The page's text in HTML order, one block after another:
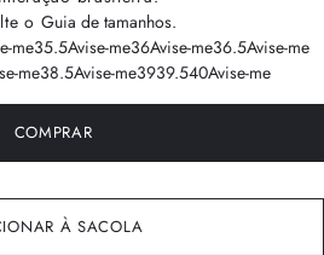
o Guia de tamanhos.
me35.5Avise-me36Avise-me36.5Avise-me
me38.5Avise-me3939.540Avise-me
COMPRAR
À SACOLA